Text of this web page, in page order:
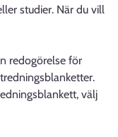
studier. När du vill
redogörelse för
välj